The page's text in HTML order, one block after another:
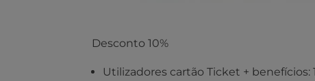
Desconto 10%
Utilizadores cartão Ticket +